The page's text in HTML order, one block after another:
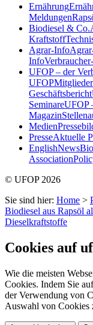
Ernährung
Meldungen
Biodiesel & Co.
Kraftstoff
Agrar-Info
Info
UFOP – der
UFOPMitglieder
Geschäftsbericht
SeminareUFOP
Magazin
Medien
PresseAktuelle
EnglishNews
Association
© UFOP 2026
Sie sind hier: Home >
Biodiesel aus Rapsöl
Dieselkraftstoffe
Cookies auf
Wie die meisten
Cookies. Indem Sie
der Verwendung von
Auswahl von Cookies